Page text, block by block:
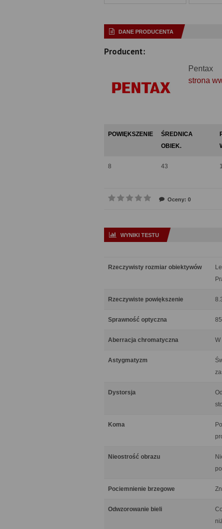
DANE PRODUCENTA
Producent:
Pentax
strona
POWIĘKSZENIE
ŚREDNICA
OBIEK.
8 43
Oceny: 0
WYNIKI TESTU
Rzeczywisty rozmiar obiektywów
Rzeczywiste powiększenie
Sprawność optyczna
Aberracja chromatyczna W
Astygmatyzm
Dystorsja
Koma
Nieostrość obrazu
Pociemnienie brzegowe
Odwzorowanie bieli